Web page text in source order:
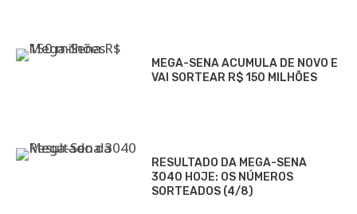
MEGA-SENA ACUMULA DE NOVO E
VAI SORTEAR R$ 150 MILHÕES
RESULTADO DA MEGA-SENA
3040 HOJE: OS NÚMEROS
SORTEADOS (4/8)